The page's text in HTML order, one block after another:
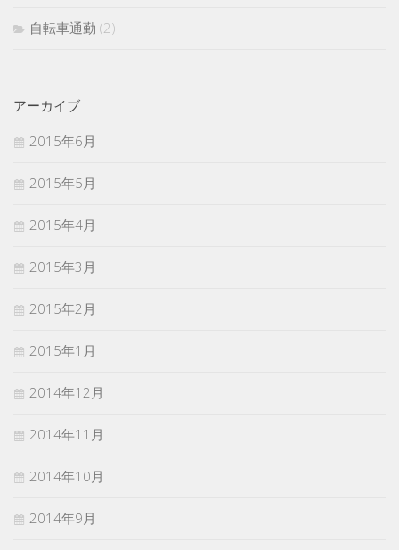
自転車通勤 (2)
アーカイブ
2015年6月
2015年5月
2015年4月
2015年3月
2015年2月
2015年1月
2014年12月
2014年11月
2014年10月
2014年9月